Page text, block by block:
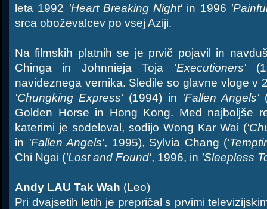
leta 1992 'Heart Breaking Night' in 1996
srca oboževalcev po vsej Aziji.
Na filmskih platnih se je prvič pojavil in
Chinga in Johnnieja Toja
'Executioners'
navideznega vernika. Sledile so glavne vloge v
'Chungking Express' (1994) in 'Fallen Angels'
Golden Horse in Hong Kong. Med najboljše
katerimi je sodeloval, sodijo Wong Kar Wai (
in 'Fallen Angels', 1995), Sylvia Chang (
Chi Ngai ('Lost and Found', 1996, in 'Sleepless
Andy LAU Tak Wah (Leo)
Pri dvajsetih letih je prepričal s prvimi